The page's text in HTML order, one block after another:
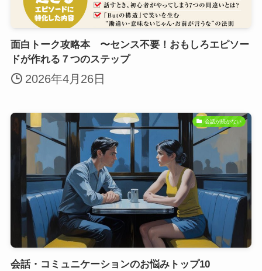
面白トーク攻略本 〜センス不要！おもしろエピソー
ドが作れる７つのステップ
2026年4月26日
会話が続かない
会話・コミュニケーションのお悩みトップ10